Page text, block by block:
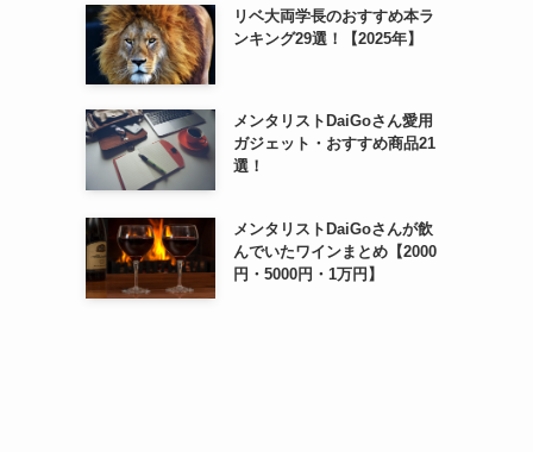
リベ大両学長のおすすめ本ラ
ンキング29選！【2025年】
メンタリストDaiGoさん愛用
ガジェット・おすすめ商品21
選！
メンタリストDaiGoさんが飲
んでいたワインまとめ【2000
円・5000円・1万円】